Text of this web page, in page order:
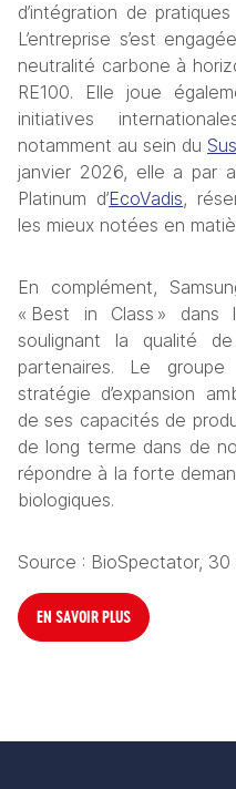
d’intégration de
L’entreprise s’est
neutralité carbone à
RE100. Elle joue
initiatives
notamment au sein du
janvier 2026, elle a par
Platinum d’EcoVadis,
les mieux notées en
En complément,
« Best in Class » dans
soulignant la qualité
partenaires. Le groupe
stratégie d’expansion
de ses capacités de
de long terme dans de
répondre à la forte
biologiques.
Source : BioSpectator,
EN SAVOIR PLUS